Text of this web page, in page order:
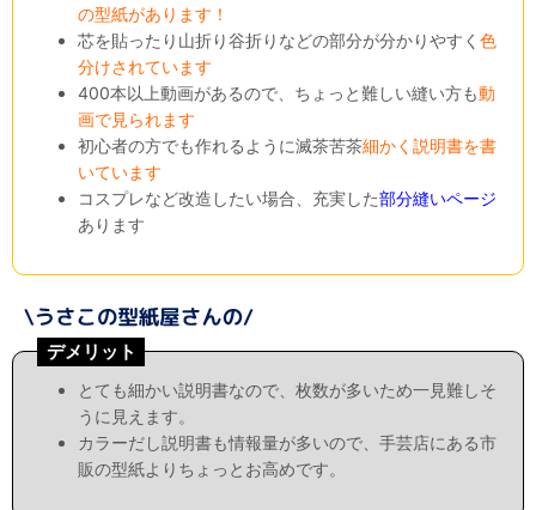
の型紙があります！
芯を貼ったり山折り谷折りなどの部分が分かりやすく色
分けされています
400本以上動画があるので、ちょっと難しい縫い方も動
画で見られます
初心者の方でも作れるように滅茶苦茶細かく説明書を書
いています
コスプレなど改造したい場合、充実した部分縫いページ
あります
デメリット
とても細かい説明書なので、枚数が多いため一見難しそ
うに見えます。
カラーだし説明書も情報量が多いので、手芸店にある市
販の型紙よりちょっとお高めです。